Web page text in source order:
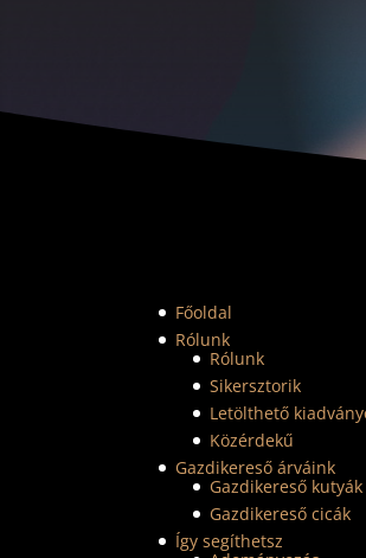
Főoldal
Rólunk
Rólunk
Sikersztorik
Letölthető
Közérdekű
Gazdikereső árváink
Gazdikereső kutyák
Gazdikereső cicák
Így segíthetsz